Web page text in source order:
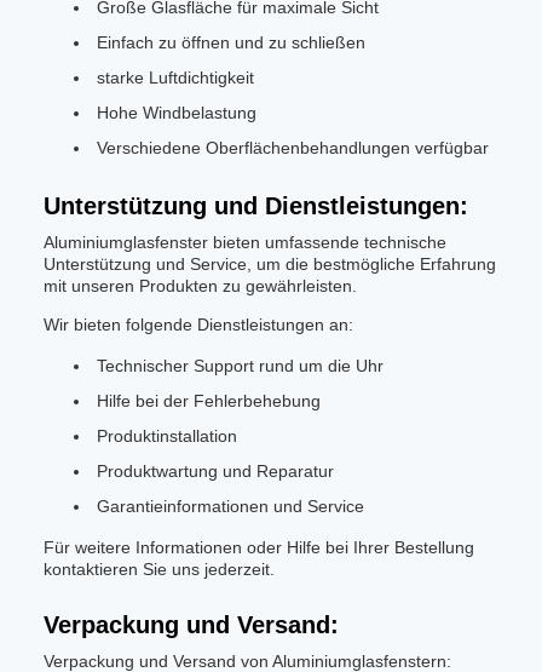
Große Glasfläche für maximale Sicht
Einfach zu öffnen und zu schließen
starke Luftdichtigkeit
Hohe Windbelastung
Verschiedene Oberflächenbehandlungen verfügbar
Unterstützung und Dienstleistungen:
Aluminiumglasfenster bieten umfassende technische
Unterstützung und Service, um die bestmögliche Erfahrung
mit unseren Produkten zu gewährleisten.
Wir bieten folgende Dienstleistungen an:
Technischer Support rund um die Uhr
Hilfe bei der Fehlerbehebung
Produktinstallation
Produktwartung und Reparatur
Garantieinformationen und Service
Für weitere Informationen oder Hilfe bei Ihrer Bestellung
kontaktieren Sie uns jederzeit.
Verpackung und Versand:
Verpackung und Versand von Aluminiumglasfenstern: